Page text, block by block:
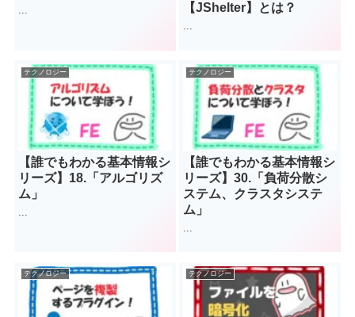
...
【JShelter】とは？
...
テクノロジー
【誰でもわかる基本情報シ
リーズ】18.「アルゴリズ
ム」
...
テクノロジー
【誰でもわかる基本情報シ
リーズ】30.「負荷分散シ
ステム、クラスタシステ
ム」
...
テクノロジー テクノロジー